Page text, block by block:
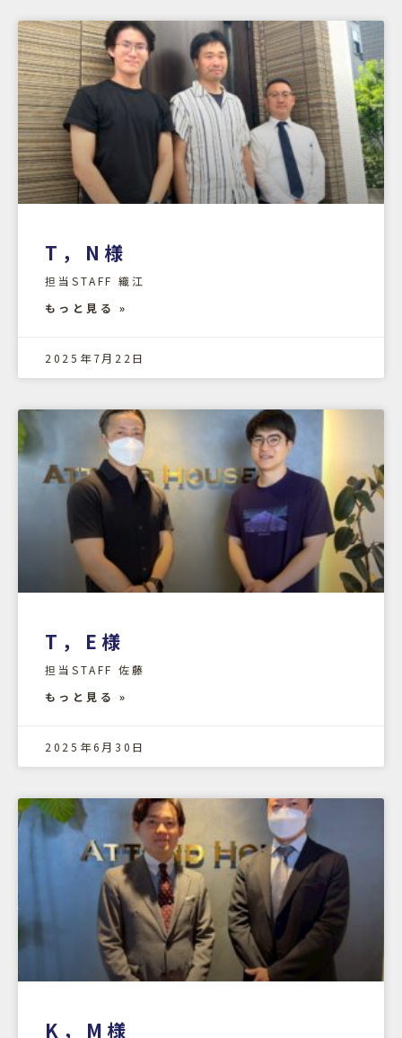
T，N様
担当STAFF 織江
もっと見る »
2025年7月22日
T，E様
担当STAFF 佐藤
もっと見る »
2025年6月30日
K，M様